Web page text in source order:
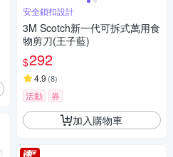
安全鎖扣設計
3M Scotch新一代可拆式萬用食
物剪刀(王子藍)
$292
4.9 (8)
活動 券
加入購物車